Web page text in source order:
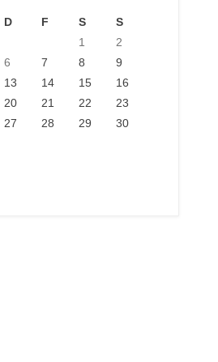
D F S
S
1
2
6 7 8
9
13 14 15
16
20 21 22
23
27 28 29
30